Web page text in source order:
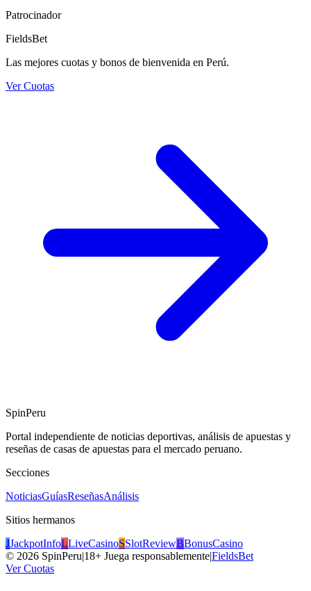
Patrocinador
FieldsBet
Las mejores cuotas y bonos de bienvenida en Perú.
Ver Cuotas
SpinPeru
Portal independiente de noticias deportivas, análisis de apuestas y
reseñas de casas de apuestas para el mercado peruano.
Secciones
NoticiasGuíasReseñasAnálisis
Sitios hermanos
JJackpotInfoLLiveCasinoSSlotReviewBBonusCasino
© 2026 SpinPeru|18+ Juega responsablemente|FieldsBet
Ver Cuotas